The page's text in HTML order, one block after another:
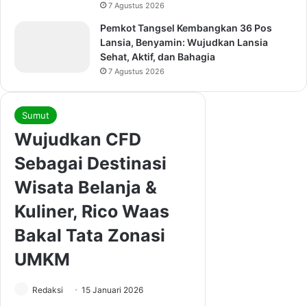
7 Agustus 2026
Pemkot Tangsel Kembangkan 36 Pos
Lansia, Benyamin: Wujudkan Lansia
Sehat, Aktif, dan Bahagia
7 Agustus 2026